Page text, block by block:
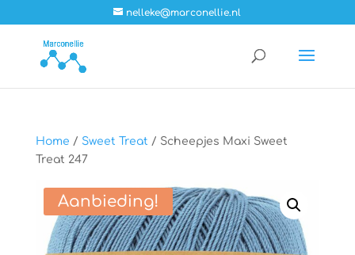
nelleke@marconellie.nl
Home / Sweet Treat / Scheepjes Maxi Sweet
Treat 247
Aanbieding!